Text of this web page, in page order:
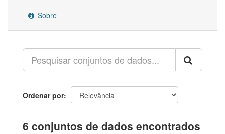
Sobre
Ordenar por
6 conjuntos de dados encontrados